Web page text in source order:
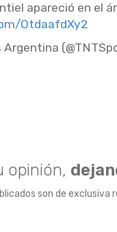
apareció en el
OtdaafdXy2
opinión,
son de exclusiva